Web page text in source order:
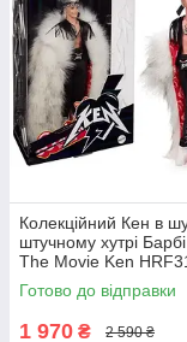
Колекційний Кен в
штучному хутрі
The Movie Ken
Готово до відправки
1 970 ₴ 2 590 ₴